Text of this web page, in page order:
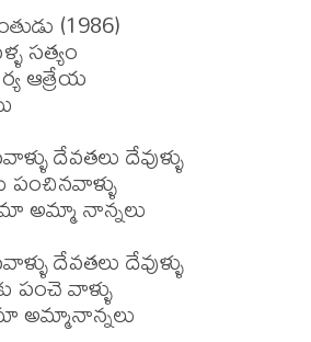
(1986)
సత్యం
ఆత్రేయ
దేవతలు దేవుళ్ళు
పంచినవాళ్ళు
అమ్మా నాన్నలు
దేవతలు దేవుళ్ళు
పంచె వాళ్ళు
అమ్మానాన్నలు